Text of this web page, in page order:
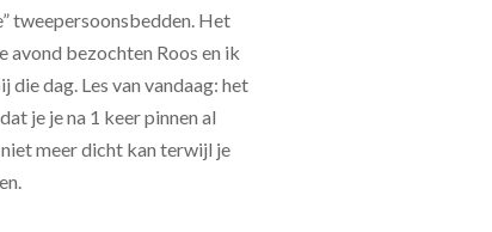
tweepersoonsbedden. Het
avond bezochten Roos en ik
dag. Les van vandaag: het
je je na 1 keer pinnen al
meer dicht kan terwijl je